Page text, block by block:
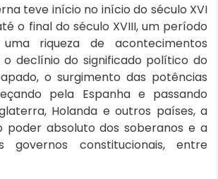
teve início no início do século XVI
o final do século XVIII, um período
riqueza de acontecimentos
declínio do significado político do
o surgimento das potências
pela Espanha e passando
Holanda e outros países, a
poder absoluto dos soberanos e a
governos constitucionais, entre